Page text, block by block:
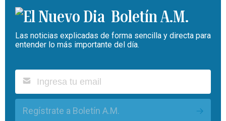
Boletín A.M.
Las noticias explicadas de forma sencilla y directa para
entender lo más importante del día.
Regístrate a Boletín A.M.